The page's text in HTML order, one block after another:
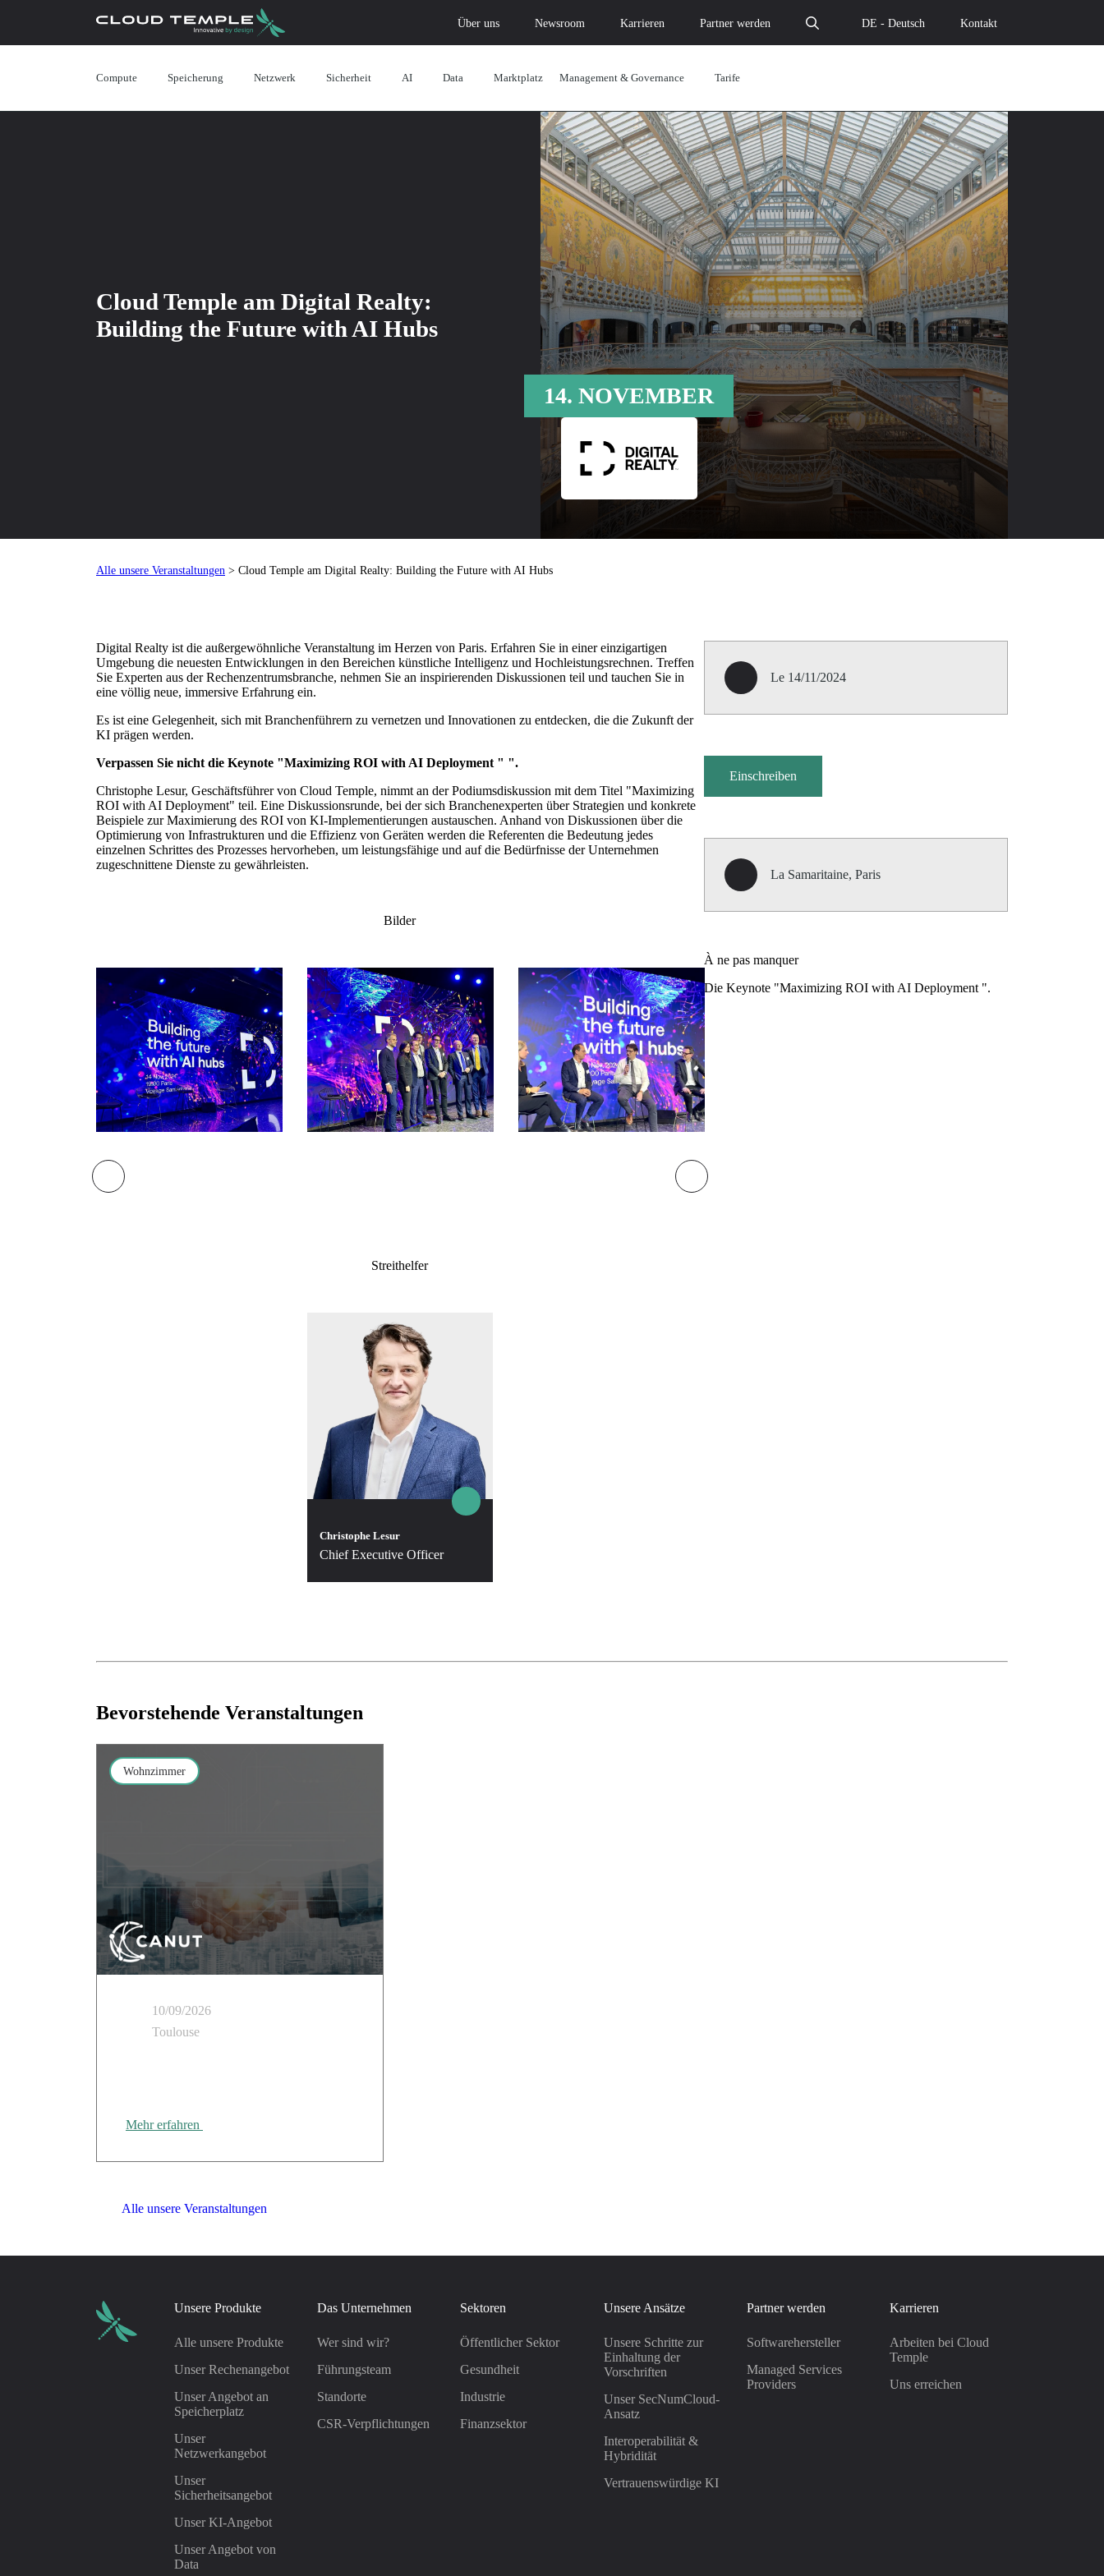
Über uns Newsroom Karrieren Partner werden DE - Deutsch Kontakt
Compute Speicherung Netzwerk Sicherheit AI Data Marktplatz Management & Governance Tarife
Cloud Temple am Digital Realty:
Building the Future with AI Hubs
14. NOVEMBER
Alle unsere Veranstaltungen > Cloud Temple am Digital Realty: Building the Future with AI Hubs
Digital Realty ist die außergewöhnliche Veranstaltung im Herzen von Paris. Erfahren Sie in einer einzigartigen
Umgebung die neuesten Entwicklungen in den Bereichen künstliche Intelligenz und Hochleistungsrechnen. Treffen
Sie Experten aus der Rechenzentrumsbranche, nehmen Sie an inspirierenden Diskussionen teil und tauchen Sie in
eine völlig neue, immersive Erfahrung ein.
Es ist eine Gelegenheit, sich mit Branchenführern zu vernetzen und Innovationen zu entdecken, die die Zukunft der
KI prägen werden.
Verpassen Sie nicht die Keynote "Maximizing ROI with AI Deployment " ".
Christophe Lesur, Geschäftsführer von Cloud Temple, nimmt an der Podiumsdiskussion mit dem Titel "Maximizing
ROI with AI Deployment" teil. Eine Diskussionsrunde, bei der sich Branchenexperten über Strategien und konkrete
Beispiele zur Maximierung des ROI von KI-Implementierungen austauschen. Anhand von Diskussionen über die
Optimierung von Infrastrukturen und die Effizienz von Geräten werden die Referenten die Bedeutung jedes
einzelnen Schrittes des Prozesses hervorheben, um leistungsfähige und auf die Bedürfnisse der Unternehmen
zugeschnittene Dienste zu gewährleisten.
Bilder
Streithelfer
Christophe Lesur
Chief Executive Officer
Le 14/11/2024
Einschreiben
La Samaritaine, Paris
À ne pas manquer
Die Keynote "Maximizing ROI with AI Deployment ".
Bevorstehende Veranstaltungen
Wohnzimmer
10/09/2026
Toulouse
Mehr erfahren
Alle unsere Veranstaltungen
Unsere Produkte
Alle unsere Produkte
Unser Rechenangebot
Unser Angebot an
Speicherplatz
Unser
Netzwerkangebot
Unser
Sicherheitsangebot
Unser KI-Angebot
Unser Angebot von
Data
Das Unternehmen
Wer sind wir?
Führungsteam
Standorte
CSR-Verpflichtungen
Sektoren
Öffentlicher Sektor
Gesundheit
Industrie
Finanzsektor
Unsere Ansätze
Unsere Schritte zur
Einhaltung der
Vorschriften
Unser SecNumCloud-
Ansatz
Interoperabilität &
Hybridität
Vertrauenswürdige KI
Partner werden
Softwarehersteller
Managed Services
Providers
Karrieren
Arbeiten bei Cloud
Temple
Uns erreichen